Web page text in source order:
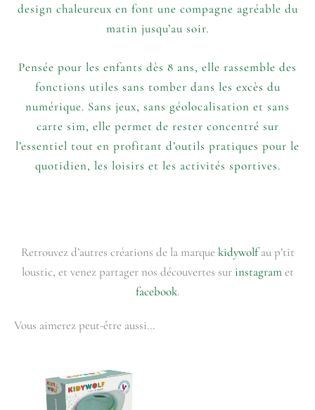
design chaleureux en font une compagne agréable du
matin jusqu’au soir.
Pensée pour les enfants dès 8 ans, elle rassemble des
fonctions utiles sans tomber dans les excès du
numérique. Sans jeux, sans géolocalisation et sans
carte sim, elle permet de rester concentré sur
l’essentiel tout en profitant d’outils pratiques pour le
quotidien, les loisirs et les activités sportives.
Retrouvez d’autres créations de la marque kidywolfau p’tit
loustic, et venez partager nos découvertes surinstagramet
facebook.
Vous aimerez peut-être aussi…